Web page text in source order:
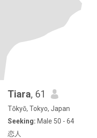
Tiara, 61
Tōkyō, Tokyo, Japan
Seeking: Male 50 - 64
恋人